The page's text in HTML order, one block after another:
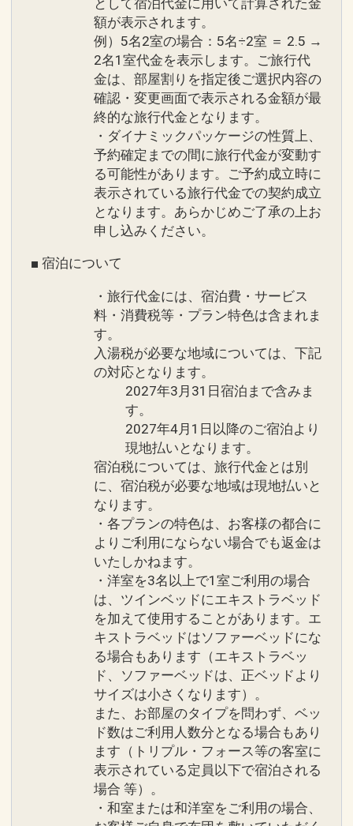
●アウトドアプール
エメラルドビーチや伊江島を望む解放的
なプール。
キッズプールやジェットバスもあり、ご
家族でも楽しめます。
営業期間）３月下旬～１０月
営業時間）季節により異なります。ホテ
ルにてご確認ください。
●インドアプール
営業期間）通年
設定期間：2026年7月1日～2026年10月
インターネットコース番号：DP-1-
として宿泊代金に用いて計算された金
額が表示されます。
例）5名2室の場合：5名÷2室 ＝ 2.5 →
2名1室代金を表示します。ご旅行代
金は、部屋割りを指定後ご選択内容の
確認・変更画面で表示される金額が最
終的な旅行代金となります。
・ダイナミックパッケージの性質上、
予約確定までの間に旅行代金が変動す
る可能性があります。ご予約成立時に
表示されている旅行代金での契約成立
となります。あらかじめご了承の上お
申し込みください。
■ 宿泊について
・旅行代金には、宿泊費・サービス
料・消費税等・プラン特色は含まれま
す。
入湯税が必要な地域については、下記
の対応となります。
2027年3月31日宿泊まで含みま
す。
2027年4月1日以降のご宿泊より
現地払いとなります。
宿泊税については、旅行代金とは別
に、宿泊税が必要な地域は現地払いと
なります。
・各プランの特色は、お客様の都合に
よりご利用にならない場合でも返金は
いたしかねます。
・洋室を3名以上で1室ご利用の場合
は、ツインベッドにエキストラベッド
を加えて使用することがあります。エ
キストラベッドはソファーベッドにな
る場合もあります（エキストラベッ
ド、ソファーベッドは、正ベッドより
サイズは小さくなります）。
また、お部屋のタイプを問わず、ベッ
ド数はご利用人数分となる場合もあり
ます（トリプル・フォース等の客室に
表示されている定員以下で宿泊される
場合 等）。
・和室または和洋室をご利用の場合、